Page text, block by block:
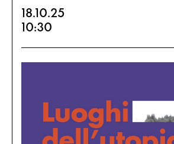
18.10.25
10:30